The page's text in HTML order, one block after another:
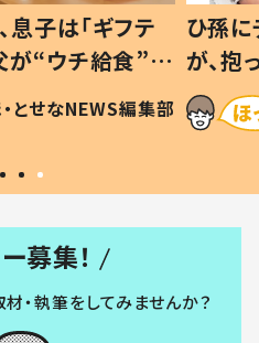
80歳じいじ
…ひ孫の反応に
「可愛くて仕方な
とせなNEWS編集部
募集！
・執筆をしてみませんか？